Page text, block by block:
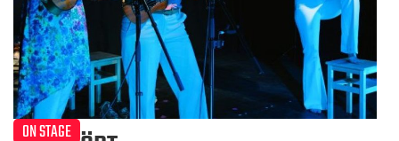
ON STAGE